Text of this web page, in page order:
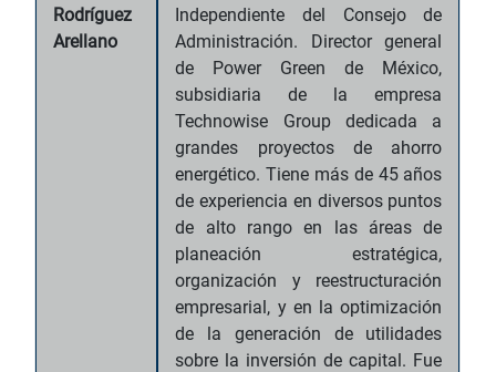
Rodríguez
Arellano
Independiente del Consejo de
Administración. Director general
de Power Green de México,
subsidiaria de la empresa
Technowise Group dedicada a
grandes proyectos de ahorro
energético. Tiene más de 45 años
de experiencia en diversos puntos
de alto rango en las áreas de
planeación estratégica,
organización y reestructuración
empresarial, y en la optimización
de la generación de utilidades
sobre la inversión de capital. Fue